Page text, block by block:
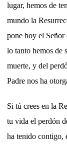
lugar, hemos de
mundo la
pone hoy el Señor
lo tanto hemos de
muerte, y del
Padre nos ha
Si tú crees en la
tu vida el perdón
ha tenido contigo,